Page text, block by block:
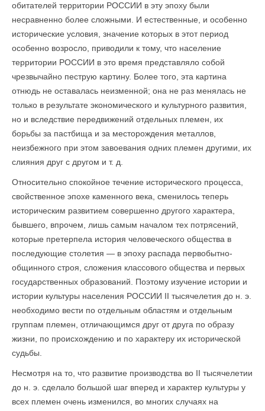
обитателей территории РОССИИ в эту эпоху были
несравненно более сложными. И естественные, и особенно
исторические условия, значение которых в этот период
особенно возросло, приводили к тому, что население
территории РОССИИ в это время представляло собой
чрезвычайно пеструю картину. Более того, эта картина
отнюдь не оставалась неизменной; она не раз менялась не
только в результате экономического и культурного развития,
но и вследствие передвижений отдельных племен, их
борьбы за пастбища и за месторождения металлов,
неизбежного при этом завоевания одних племен другими, их
слияния друг с другом и т. д.
Относительно спокойное течение исторического процесса,
свойственное эпохе каменного века, сменилось теперь
историческим развитием совершенно другого характера,
бывшего, впрочем, лишь самым началом тех потрясений,
которые претерпела история человеческого общества в
последующие столетия — в эпоху распада первобытно-
общинного строя, сложения классового общества и первых
государственных образований. Поэтому изучение истории и
истории культуры населения РОССИИ II тысячелетия до н. э.
необходимо вести по отдельным областям и отдельным
группам племен, отличающимся друг от друга по образу
жизни, по про­исхождению и по характеру их исторической
судьбы.
Несмотря на то, что развитие производства во II тысячелетии
до н. э. сделало большой шаг вперед и характер культуры у
всех племен очень изменился, во многих случаях на